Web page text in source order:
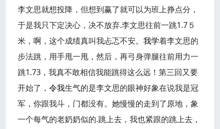
李文思就想投降，但想到赢了就可以为班上挣点分，
于是我只下定决心，决不放弃.李文思往前一跳1.7５
米，啊，这个成绩真叫我忐忑不安。 我学着李文思的
步法跳，用手甩一甩，然后，再弓身弹腿往前用力一
跳1.73，我真不敢相信我能跳得这么远！第三回又要
开始了， 令我生气的是李文思的眼神好象在说我是冠
军，你跟我斗，门都没有。她慢慢的走到了原地，象
一个每气的老奶奶似的.跳上去，我也紧跟的跳上去，